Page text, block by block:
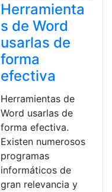
Herramienta
s de Word
usarlas de
forma
efectiva
Herramientas de
Word usarlas de
forma efectiva.
Existen numerosos
programas
informáticos de
gran relevancia y